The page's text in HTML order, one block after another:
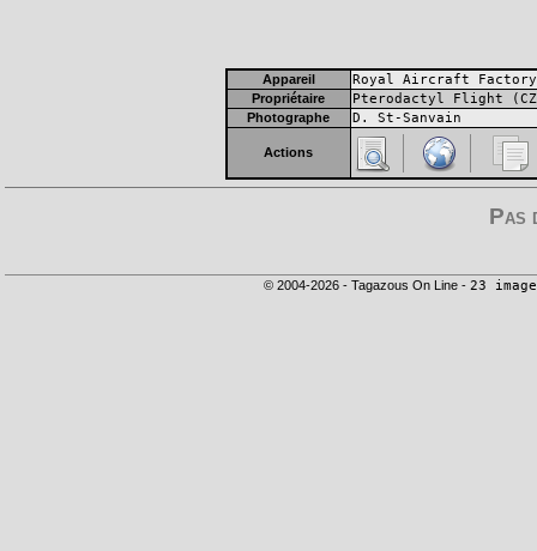
Appareil Royal Aircraft Factory
Propriétaire Pterodactyl Flight
Photographe D. St-Sanvain
Actions
Pas
© 2004-2026 - Tagazous On Line - 23